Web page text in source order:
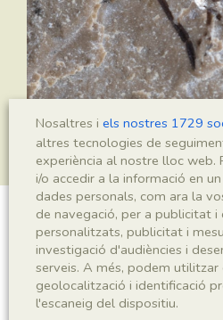
Hirmoneura
Sigla
Nosaltres i els nostres 1729
altres tecnologies de
experiència al nostre lloc
i/o accedir a la informació en
dades personals, com ara la
de navegació, per a publicitat
personalitzats, publicitat i
investigació d'audiències i
serveis. A més, podem utilitzar
geolocalització i identificació
l'escaneig del dispositiu.